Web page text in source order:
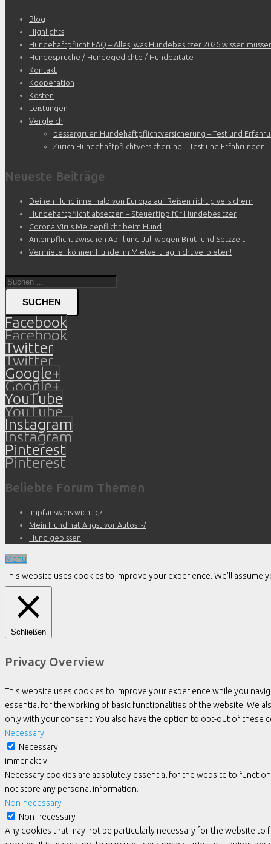
Blog
Highlights
Hundehaftpflicht FAQ – Alles, was Hundebesitzer 2026 wissen
Hundesprüche / Hundegedichte / Hundezitate
Kontakt
Kooperation
Kosten
Leistungen
Vergleich
bessergruen Hundehaftpflichtversicherung – Test und
Zurich Hundehaftpflichtversicherung – Test und Erfahrungen
Neueste Beiträge
Deinen Hund innerhalb von Europa auf Reisen richtig versichern
Hundehaftpflicht absetzen – Steuertipp für Hundebesitzer
Corona Virus Meldepflicht beim Hund
Anleinpflicht zwischen April und Juli wegen Brut- und Setzzeit
Vermieter können Hunde im Mietvertrag nicht verbieten!
SUCHEN
Facebook
Facebook
Twitter
Twitter
Google+
Google+
YouTube
YouTube
Instagram
Instagram
Pinterest
Pinterest
Beliebte Forum Themen
Impfausweis wichtig?
Mein Hund hat Angst vor Autos :-/
Hund gebissen
Menü
This website uses cookies to improve your experience. We'll
Schließen
Privacy Overview
This website uses cookies to improve your experience while you
essential for the working of basic functionalities of the website. We
only with your consent. You also have the option to opt-out of these
Necessary
Necessary
immer aktiv
Necessary cookies are absolutely essential for the website to
not store any personal information.
Non-necessary
Non-necessary
Any cookies that may not be particularly necessary for the website